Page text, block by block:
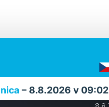
– 8.8.2026 v 09:02